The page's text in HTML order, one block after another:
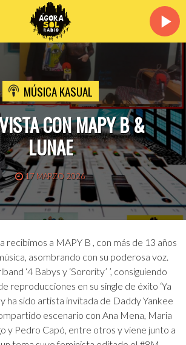
MÚSICA KASUAL
CON MAPY B &
LUNAE
17 MARZO 2026
recibimos a MAPY B , con más de 13 años
asombrando con su poderosa voz.
‘4 Babys y ‘Sorority’ ’, consiguiendo
reproducciones en su single de éxito ‘Ya
y ha sido artista invitada de Daddy Yankee
escenario con Ana Mena, Maria
y Pedro Capó, entre otros y viene junto a